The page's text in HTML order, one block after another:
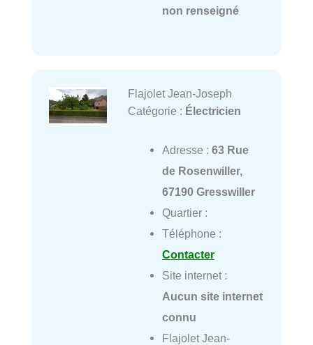
non renseigné
Flajolet Jean-Joseph
Catégorie : Électricien
Adresse : 63 Rue
de Rosenwiller,
67190 Gresswiller
Quartier :
Téléphone :
Contacter
Site internet :
Aucun site internet
connu
Flajolet Jean-